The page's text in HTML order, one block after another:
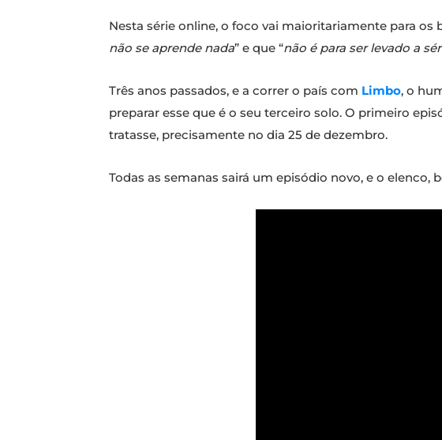
Nesta série online, o foco vai maioritariamente para os
não se aprende nada” e que “não é para ser levado a
Três anos passados, e a correr o país com Limbo, o
preparar esse que é o seu terceiro solo. O primeiro
tratasse, precisamente no dia 25 de dezembro.
Todas as semanas sairá um episódio novo, e o elenco,